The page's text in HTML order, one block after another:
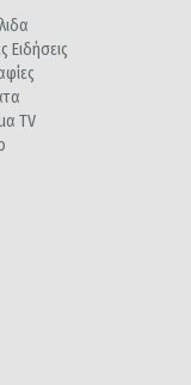
Ειδήσεις
TV